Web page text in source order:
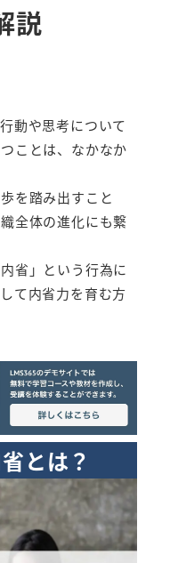
説
動や思考について
ことは、なかなか
を踏み出すこと
全体の進化にも繋
省」という行為に
て内省力を育む方
とは？